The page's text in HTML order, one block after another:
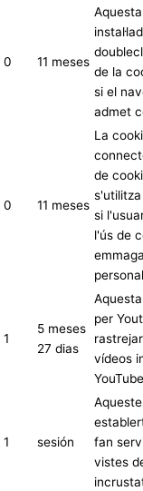
0 11 meses
de la
si el
admet
0 11 meses
La
de
si
l'ús de
1
5 meses
27 dias
per
vídeos
1 sesión
fan
vistes